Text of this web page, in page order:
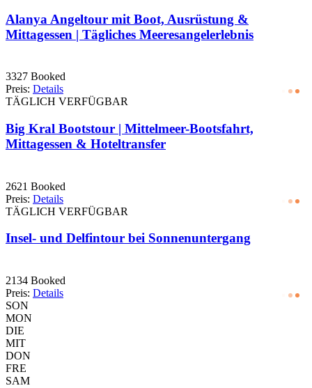
Alanya Angeltour mit Boot, Ausrüstung &
Mittagessen | Tägliches Meeresangelerlebnis
3327 Booked
Preis: Details
TÄGLICH VERFÜGBAR
Big Kral Bootstour | Mittelmeer-Bootsfahrt,
Mittagessen & Hoteltransfer
2621 Booked
Preis: Details
TÄGLICH VERFÜGBAR
Insel- und Delfintour bei Sonnenuntergang
2134 Booked
Preis: Details
SON
MON
DIE
MIT
DON
FRE
SAM